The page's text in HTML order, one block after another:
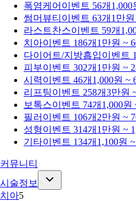
폭염케어 이벤트 56개 1,000
썸머뷰티 이벤트 63개 1만
라스트찬스이벤트 59개
치아이벤트 186개 1만원 ~
다이어트/지방흡입이벤트
피부이벤트 302개 1만원 ~
시력이벤트 46개 1,000원 ~
리프팅이벤트 258개3만원
보톡스이벤트 74개 1,000원
필러 이벤트 106개 2만원 ~
성형이벤트 314개 1만원 ~
기타이벤트 134개 1,100원
커뮤니티
시술정보
치아5